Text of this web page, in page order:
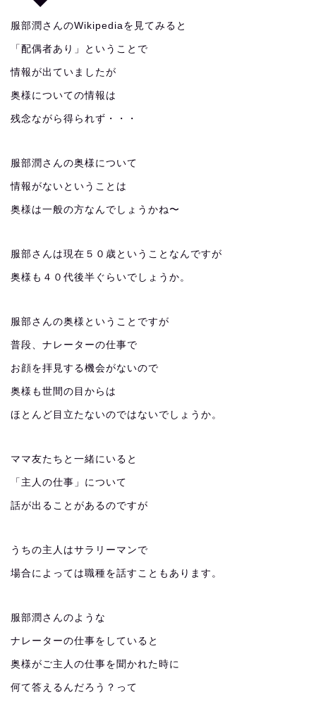
服部潤さんのWikipediaを見てみると
「配偶者あり」ということで
情報が出ていましたが
奥様についての情報は
残念ながら得られず・・・
服部潤さんの奥様について
情報がないということは
奥様は一般の方なんでしょうかね〜
服部さんは現在５０歳ということなんですが
奥様も４０代後半ぐらいでしょうか。
服部さんの奥様ということですが
普段、ナレーターの仕事で
お顔を拝見する機会がないので
奥様も世間の目からは
ほとんど目立たないのではないでしょうか。
ママ友たちと一緒にいると
「主人の仕事」について
話が出ることがあるのですが
うちの主人はサラリーマンで
場合によっては職種を話すこともあります。
服部潤さんのような
ナレーターの仕事をしていると
奥様がご主人の仕事を聞かれた時に
何て答えるんだろう？って